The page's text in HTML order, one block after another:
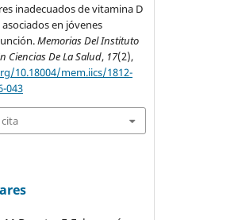
inadecuados de vitamina D
en jóvenes
Memorias Del Instituto
Ciencias De La Salud, 17(2),
10.18004/mem.iics/1812-
043